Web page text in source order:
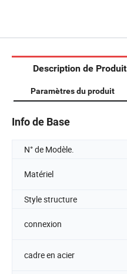
Description de Produit
Paramètres du produit
Info de Base
N° de Modèle.
Matériel
Style structure
connexion
cadre en acier